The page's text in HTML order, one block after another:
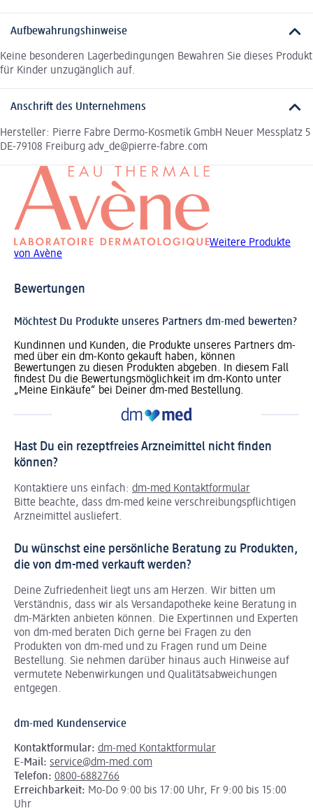
Aufbewahrungshinweise
Keine besonderen Lagerbedingungen Bewahren Sie dieses Produkt
für Kinder unzugänglich auf.
Anschrift des Unternehmens
Hersteller: Pierre Fabre Dermo-Kosmetik GmbH Neuer Messplatz 5
DE-79108 Freiburg adv_de@pierre-fabre.com
Weitere Produkte
von Avène
Bewertungen
Möchtest Du Produkte unseres Partners dm-med bewerten?
Kundinnen und Kunden, die Produkte unseres Partners dm-
med über ein dm-Konto gekauft haben, können
Bewertungen zu diesen Produkten abgeben. In diesem Fall
findest Du die Bewertungsmöglichkeit im dm-Konto unter
„Meine Einkäufe“ bei Deiner dm-med Bestellung.
Hast Du ein rezeptfreies Arzneimittel nicht finden
können?
Kontaktiere uns einfach: dm-med Kontaktformular
Bitte beachte, dass dm-med keine verschreibungspflichtigen
Arzneimittel ausliefert.
Du wünschst eine persönliche Beratung zu Produkten,
die von dm-med verkauft werden?
Deine Zufriedenheit liegt uns am Herzen. Wir bitten um
Verständnis, dass wir als Versandapotheke keine Beratung in
dm-Märkten anbieten können. Die Expertinnen und Experten
von dm-med beraten Dich gerne bei Fragen zu den
Produkten von dm-med und zu Fragen rund um Deine
Bestellung. Sie nehmen darüber hinaus auch Hinweise auf
vermutete Nebenwirkungen und Qualitätsabweichungen
entgegen.
dm-med Kundenservice
Kontaktformular: dm-med Kontaktformular
E-Mail: service@dm-med.com
Telefon: 0800-6882766
Erreichbarkeit: Mo-Do 9:00 bis 17:00 Uhr, Fr 9:00 bis 15:00
Uhr